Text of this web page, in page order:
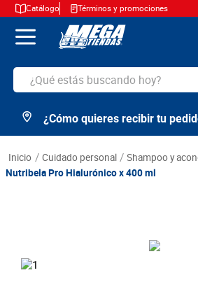
Catálogo Términos y promociones
¿Qué estás buscando hoy?
TÉRMINOS MÁS BUSCADOS
2.
arroz
¿Cómo quieres recibir tu
cuidado personal shampoo y
Nutribela Pro Hialurónico x 400 ml